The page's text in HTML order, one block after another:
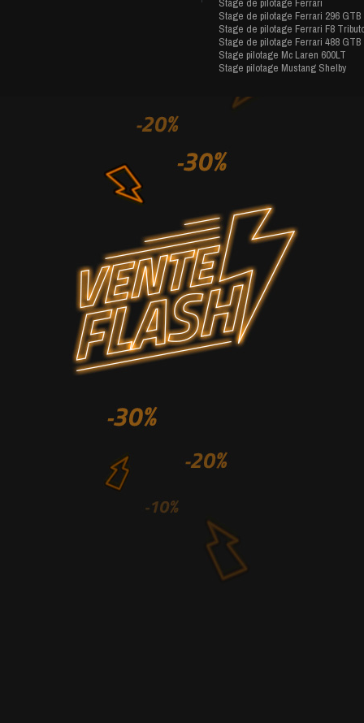
Stage de pilotage Ferrari 296 GTB
Stage de pilotage Ferrari F8
Stage de pilotage Ferrari 488 GTB
Stage pilotage Mc Laren 600LT
Stage pilotage Mustang Shelby